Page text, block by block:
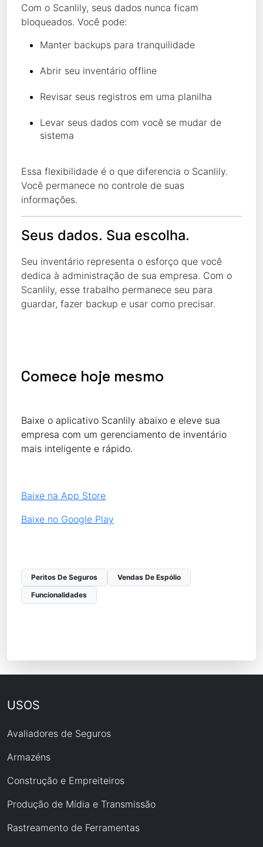
Com o Scanlily, seus dados nunca ficam
bloqueados. Você pode:
Manter backups para tranquilidade
Abrir seu inventário offline
Revisar seus registros em uma planilha
Levar seus dados com você se mudar de
sistema
Essa flexibilidade é o que diferencia o Scanlily.
Você permanece no controle de suas
informações.
Seus dados. Sua escolha.
Seu inventário representa o esforço que você
dedica à administração de sua empresa. Com o
Scanlily, esse trabalho permanece seu para
guardar, fazer backup e usar como precisar.
Comece hoje mesmo
Baixe o aplicativo Scanlily abaixo e eleve sua
empresa com um gerenciamento de inventário
mais inteligente e rápido.
Baixe na App Store
Baixe no Google Play
Peritos De Seguros
Vendas De Espólio
Funcionalidades
USOS
Avaliadores de Seguros
Armazéns
Construção e Empreiteiros
Produção de Mídia e Transmissão
Rastreamento de Ferramentas